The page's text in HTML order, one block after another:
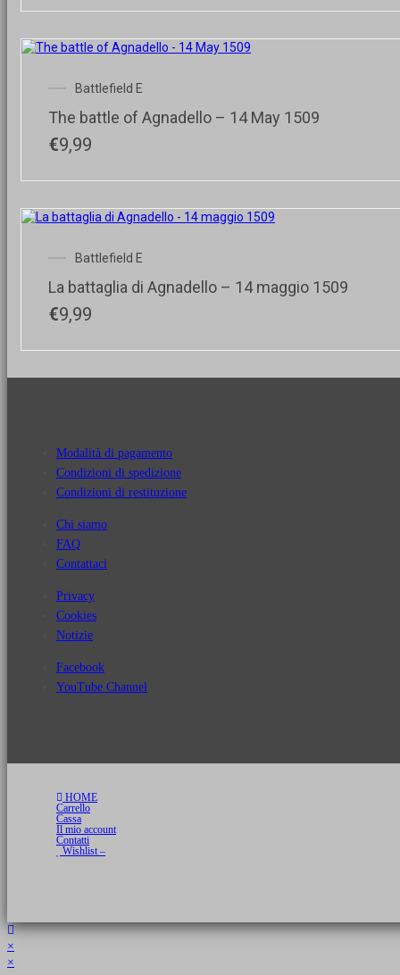
Battlefield E
The battle of Agnadello – 14 May 1509
€9,99
Battlefield E
La battaglia di Agnadello – 14 maggio 1509
€9,99
Modalità di pagamento
Condizioni di spedizione
Condizioni di restituzione
Chi siamo
FAQ
Contattaci
Privacy
Cookies
Notizie
Facebook
YouTube Channel
HOME
Carrello
Cassa
Il mio account
Contatti
Wishlist –
×
×